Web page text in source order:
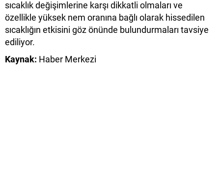
sıcaklık değişimlerine karşı dikkatli olmaları ve
özellikle yüksek nem oranına bağlı olarak hissedilen
sıcaklığın etkisini göz önünde bulundurmaları tavsiye
ediliyor.
Kaynak: Haber Merkezi